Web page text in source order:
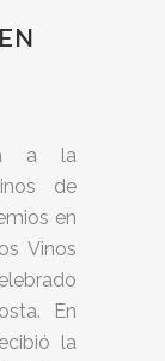
a la
de
en
Vinos
En
la